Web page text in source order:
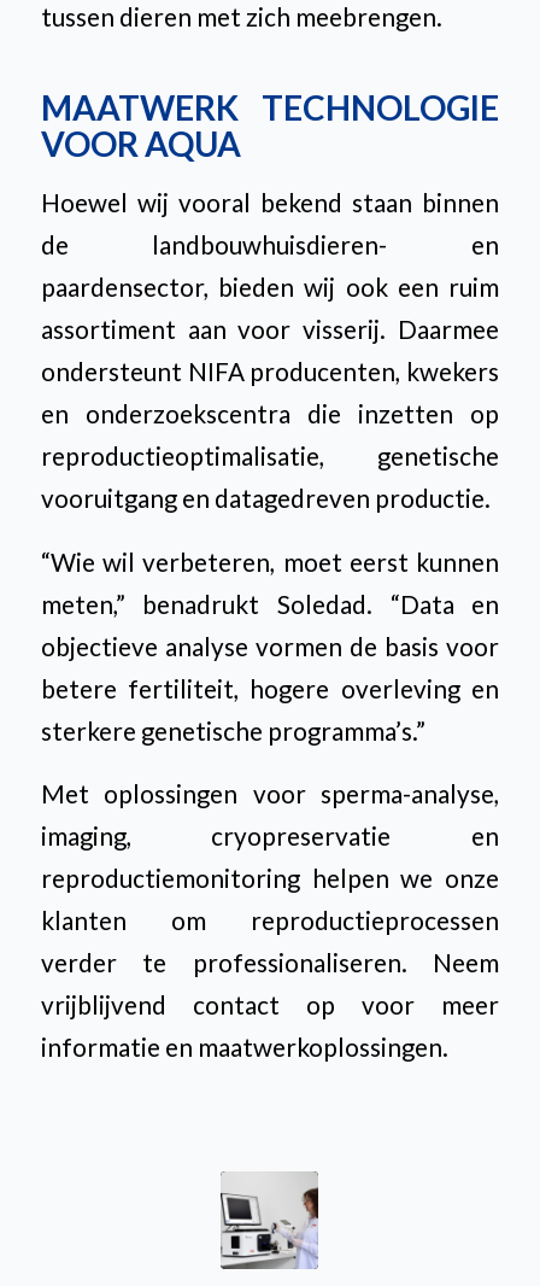
tussen dieren met zich meebrengen.
MAATWERK TECHNOLOGIE
VOOR AQUA
Hoewel wij vooral bekend staan binnen
de landbouwhuisdieren- en
paardensector, bieden wij ook een ruim
assortiment aan voor visserij. Daarmee
ondersteunt NIFA producenten, kwekers
en onderzoekscentra die inzetten op
reproductieoptimalisatie, genetische
vooruitgang en datagedreven productie.
“Wie wil verbeteren, moet eerst kunnen
meten,” benadrukt Soledad. “Data en
objectieve analyse vormen de basis voor
betere fertiliteit, hogere overleving en
sterkere genetische programma’s.”
Met oplossingen voor sperma-analyse,
imaging, cryopreservatie en
reproductiemonitoring helpen we onze
klanten om reproductieprocessen
verder te professionaliseren. Neem
vrijblijvend contact op voor meer
informatie en maatwerkoplossingen.